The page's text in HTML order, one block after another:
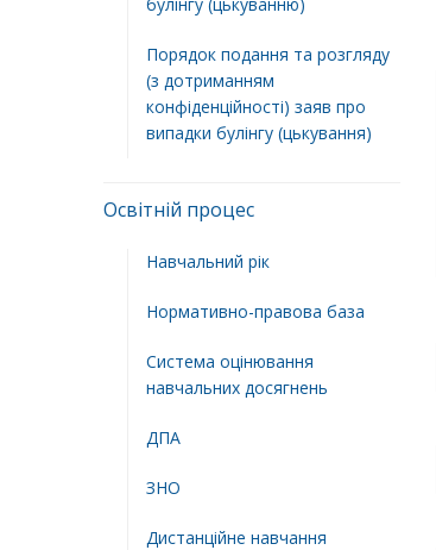
Порядок подання та розгляду
(з дотриманням
конфіденційності) заяв про
випадки булінгу (цькування)
Освітній процес
Навчальний рік
Нормативно-правова база
Система оцінювання
навчальних досягнень
ДПА
ЗНО
Дистанційне навчання